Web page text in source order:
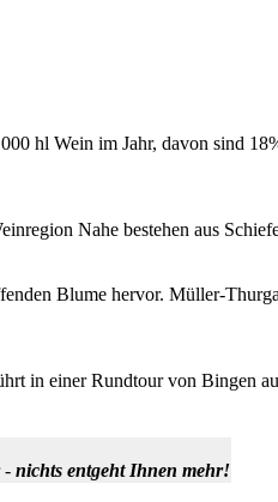
hl Wein im Jahr, davon sind
Nahe bestehen aus
Blume hervor. Müller-
in einer Rundtour von Bingen
- nichts entgeht Ihnen mehr!